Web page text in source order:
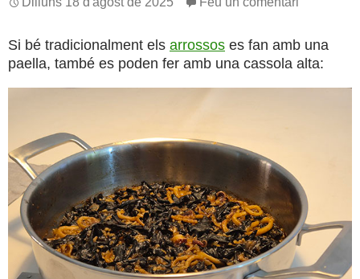
Si bé tradicionalment els arrossos es fan amb una
paella, també es poden fer amb una cassola alta: